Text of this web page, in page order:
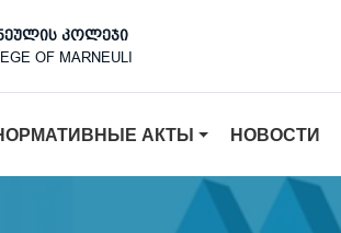
ᲙᲝᲚᲔᲯᲘ
OF MARNEULI
АКТЫ НОВОСТИ